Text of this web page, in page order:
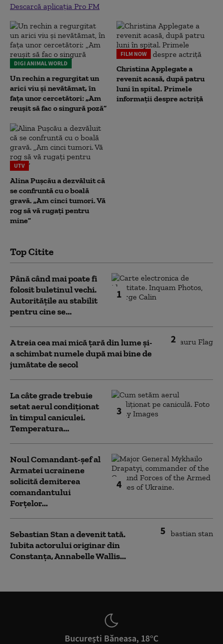
Descarcă aplicația Pro FM
DIGI ANIMAL WORLD
Un rechin a regurgitat un
arici viu și nevătămat, în
fața unor cercetători: „Am
reușit să fac o singură poză”
FILM NOW
Christina Applegate a
revenit acasă, după patru
luni în spital. Primele
informații despre actriță
UTV
Alina Pușcău a dezvăluit că
se confruntă cu o boală
gravă. „Am cinci tumori. Vă
rog să vă rugați pentru
mine”
Top Citite
1
Până când mai poate fi
folosit buletinul vechi.
Autoritățile au stabilit
pentru cine se...
2
A treia cea mai mică țară din lume și-
a schimbat numele după mai bine de
jumătate de secol
3
La câte grade trebuie
setat aerul condiționat
în timpul caniculei.
Temperatura...
4
Noul Comandant-șef al
Armatei ucrainene
solicită demiterea
comandantului
Forțelor...
5
Sebastian Stan a devenit tată.
Iubita actorului originar din
Constanța, Annabelle Wallis...
București Băneasa, 18°C